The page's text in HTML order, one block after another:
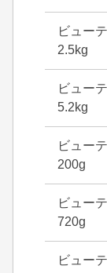
ビュー
2.5kg
ビュー
5.2kg
ビュー
200g
ビュー
720g
ビュー